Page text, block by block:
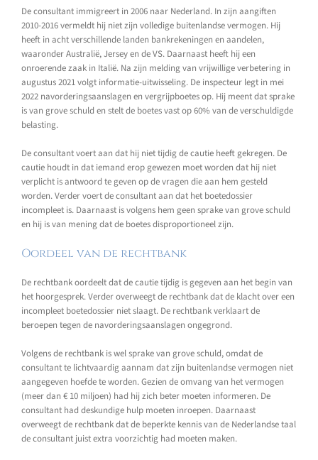
De consultant immigreert in 2006 naar Nederland. In zijn aangiften
2010-2016 vermeldt hij niet zijn volledige buitenlandse vermogen. Hij
heeft in acht verschillende landen bankrekeningen en aandelen,
waaronder Australië, Jersey en de VS. Daarnaast heeft hij een
onroerende zaak in Italië. Na zijn melding van vrijwillige verbetering in
augustus 2021 volgt informatie-uitwisseling. De inspecteur legt in mei
2022 navorderingsaanslagen en vergrijpboetes op. Hij meent dat sprake
is van grove schuld en stelt de boetes vast op 60% van de verschuldigde
belasting.
De consultant voert aan dat hij niet tijdig de cautie heeft gekregen. De
cautie houdt in dat iemand erop gewezen moet worden dat hij niet
verplicht is antwoord te geven op de vragen die aan hem gesteld
worden. Verder voert de consultant aan dat het boetedossier
incompleet is. Daarnaast is volgens hem geen sprake van grove schuld
en hij is van mening dat de boetes disproportioneel zijn.
Oordeel van de rechtbank
De rechtbank oordeelt dat de cautie tijdig is gegeven aan het begin van
het hoorgesprek. Verder overweegt de rechtbank dat de klacht over een
incompleet boetedossier niet slaagt. De rechtbank verklaart de
beroepen tegen de navorderingsaanslagen ongegrond.
Volgens de rechtbank is wel sprake van grove schuld, omdat de
consultant te lichtvaardig aannam dat zijn buitenlandse vermogen niet
aangegeven hoefde te worden. Gezien de omvang van het vermogen
(meer dan € 10 miljoen) had hij zich beter moeten informeren. De
consultant had deskundige hulp moeten inroepen. Daarnaast
overweegt de rechtbank dat de beperkte kennis van de Nederlandse taal
de consultant juist extra voorzichtig had moeten maken.